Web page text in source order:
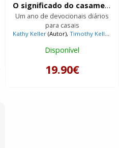
(Autor)
O significado do casamento | Devocional |
Um ano de devocionais diários
para casais
Kathy Keller (Autor),Timothy Keller
Disponível
19.90€